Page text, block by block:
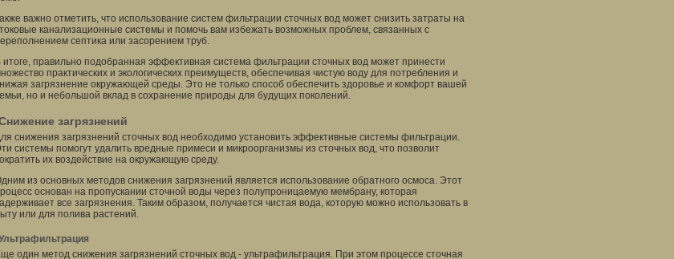
важно отметить, что использование систем фильтрации сточных вод может снизить затраты на
канализационные системы и помочь вам избежать возможных проблем, связанных с
септика или засорением труб.
итоге, правильно подобранная эффективная система фильтрации сточных вод может принести
практических и экологических преимуществ, обеспечивая чистую воду для потребления и
загрязнение окружающей среды. Это не только способ обеспечить здоровье и комфорт вашей
но и небольшой вклад в сохранение природы для будущих поколений.
загрязнений
снижения загрязнений сточных вод необходимо установить эффективные системы фильтрации.
системы помогут удалить вредные примеси и микроорганизмы из сточных вод, что позволит
их воздействие на окружающую среду.
из основных методов снижения загрязнений является использование обратного осмоса. Этот
основан на пропускании сточной воды через полупроницаемую мембрану, которая
все загрязнения. Таким образом, получается чистая вода, которую можно использовать в
или для полива растений.
один метод снижения загрязнений сточных вод - ультрафильтрация. При этом процессе сточная